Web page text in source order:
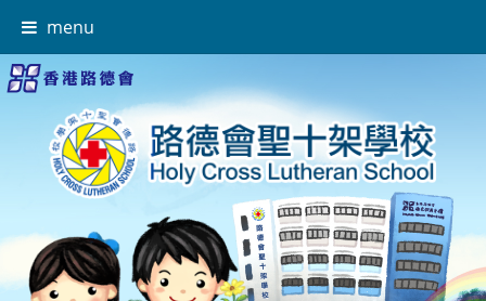
menu